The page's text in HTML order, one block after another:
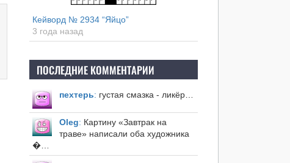
Кейворд № 2934 “Яйцо”
3 года назад
ПОСЛЕДНИЕ КОММЕНТАРИИ
пехтерь: густая смазка - ликёр…
Оleg: Картину «Завтрак на
траве» написали оба художника
�…